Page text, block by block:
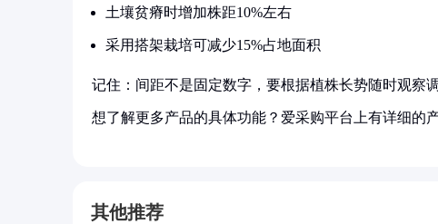
土壤贫瘠时增加株距10%左右
采用搭架栽培可减少15%占地面积
记住：间距不是固定数字，要根据植株长势随时观察调
想了解更多产品的具体功能？爱采购平台上有详细的
其他推荐